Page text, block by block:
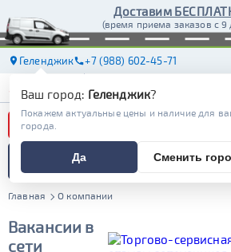
Доставим
(время приема заказов с 9
Геленджик +7 (988) 602-45-71
АКБ
ПОДБОР АККУМУЛЯТОРА
СПЕЦИАЛИСТОМ
Главная О компании
Вакансии в
сети
Ваш город: Геленджик?
Покажем актуальные цены и наличие для
города.
Да Сменить